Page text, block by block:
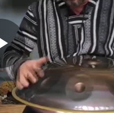
Play